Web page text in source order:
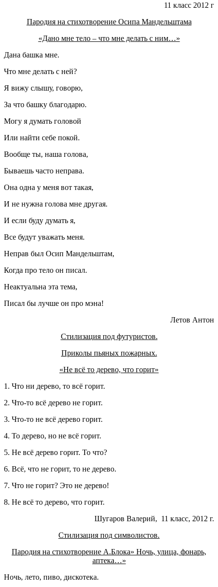
11 класс 2012 г
Пародия на стихотворение Осипа Мандельштама
«Дано мне тело – что мне делать с ним…»
Дана башка мне.
Что мне делать с ней?
Я вижу слышу, говорю,
За что башку благодарю.
Могу я думать головой
Или найти себе покой.
Вообще ты, наша голова,
Бываешь часто неправа.
Она одна у меня вот такая,
И не нужна голова мне другая.
И если буду думать я,
Все будут уважать меня.
Неправ был Осип Мандельштам,
Когда про тело он писал.
Неактуальна эта тема,
Писал бы лучше он про мэна!
Летов Антон
Стилизация под футуристов.
Приколы пьяных пожарных.
«Не всё то дерево, что горит»
1. Что ни дерево, то всё горит.
2. Что-то всё дерево не горит.
3. Что-то не всё дерево горит.
4. То дерево, но не всё горит.
5. Не всё дерево горит. То что?
6. Всё, что не горит, то не дерево.
7. Что не горит? Это не дерево!
8. Не всё то дерево, что горит.
Шугаров Валерий, 11 класс, 2012 г.
Стилизация под символистов.
Пародия на стихотворение А.Блока» Ночь, улица, фонарь,
аптека…»
Ночь, лето, пиво, дискотека.